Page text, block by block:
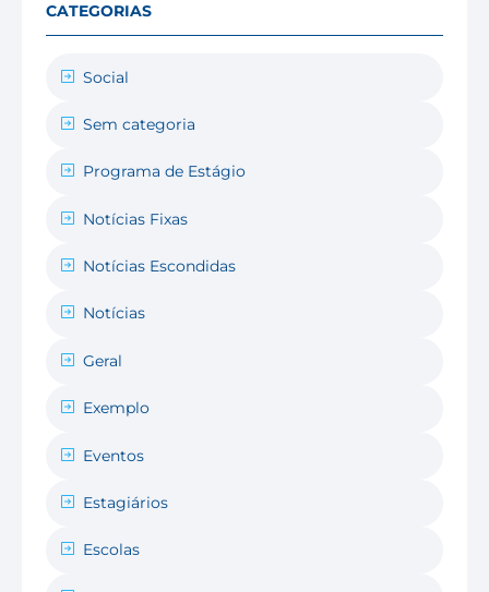
CATEGORIAS
Social
Sem categoria
Programa de Estágio
Notícias Fixas
Notícias Escondidas
Notícias
Geral
Exemplo
Eventos
Estagiários
Escolas